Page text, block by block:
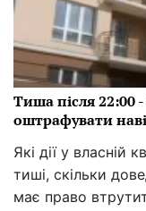
Тиша після 22:00
оштрафувати
Які дії у власній
тиші, скільки
має право